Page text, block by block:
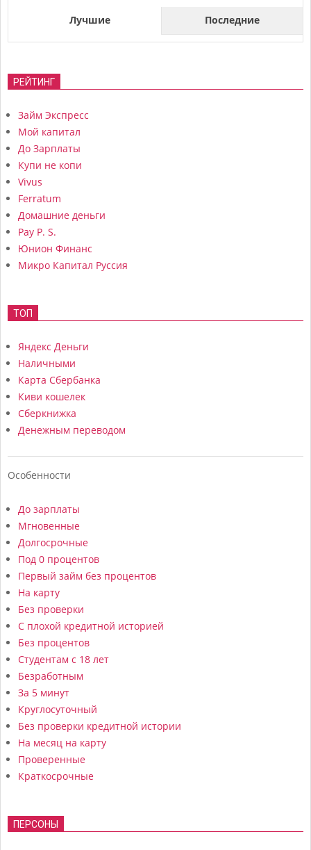
Лучшие Последние
РЕЙТИНГ
Займ Экспресс
Мой капитал
До Зарплаты
Купи не копи
Vivus
Ferratum
Домашние деньги
Pay P. S.
Юнион Финанс
Микро Капитал Руссия
ТОП
Яндекс Деньги
Наличными
Карта Сбербанка
Киви кошелек
Сберкнижка
Денежным переводом
Особенности
До зарплаты
Мгновенные
Долгосрочные
Под 0 процентов
Первый займ без процентов
На карту
Без проверки
С плохой кредитной историей
Без процентов
Студентам с 18 лет
Безработным
За 5 минут
Круглосуточный
Без проверки кредитной истории
На месяц на карту
Проверенные
Краткосрочные
ПЕРСОНЫ